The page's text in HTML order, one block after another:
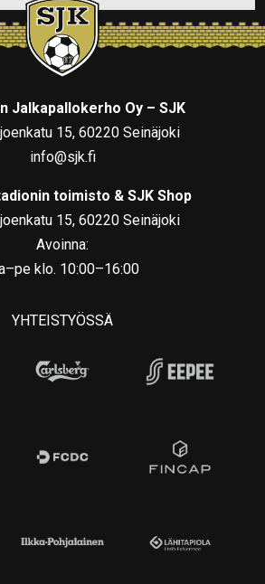
Jalkapallokerho Oy – SJK
15, 60220 Seinäjoki
info@sjk.fi
toimisto & SJK Shop
15, 60220 Seinäjoki
Avoinna:
klo. 10:00–16:00
YHTEISTYÖSSÄ